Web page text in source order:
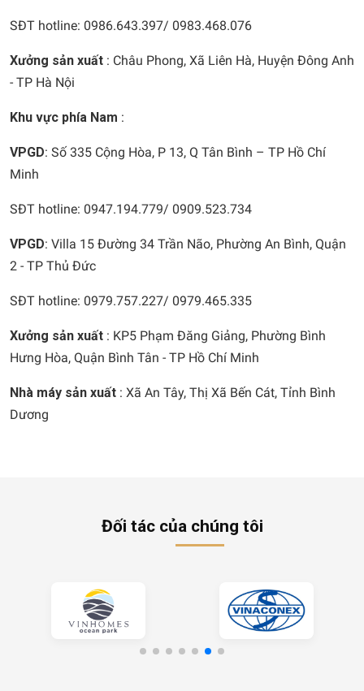
SĐT hotline: 0986.643.397/ 0983.468.076
Xưởng sản xuất : Châu Phong, Xã Liên Hà, Huyện Đông Anh
- TP Hà Nội
Khu vực phía Nam :
VPGD: Số 335 Cộng Hòa, P 13, Q Tân Bình – TP Hồ Chí
Minh
SĐT hotline: 0947.194.779/ 0909.523.734
VPGD: Villa 15 Đường 34 Trần Não, Phường An Bình, Quận
2 - TP Thủ Đức
SĐT hotline: 0979.757.227/ 0979.465.335
Xưởng sản xuất : KP5 Phạm Đăng Giảng, Phường Bình
Hưng Hòa, Quận Bình Tân - TP Hồ Chí Minh
Nhà máy sản xuất : Xã An Tây, Thị Xã Bến Cát, Tỉnh Bình
Dương
Đối tác của chúng tôi